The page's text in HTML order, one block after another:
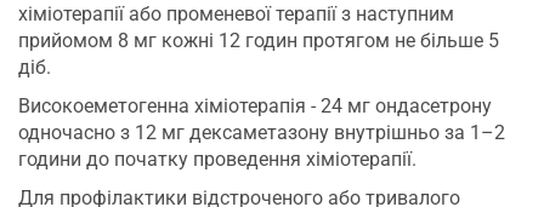
хіміотерапії або променевої терапії з наступним
прийомом 8 мг кожні 12 годин протягом не більше 5
діб.
Високоеметогенна хіміотерапія - 24 мг ондасетрону
одночасно з 12 мг дексаметазону внутрішньо за 1–2
години до початку проведення хіміотерапії.
Для профілактики відстроченого або тривалого